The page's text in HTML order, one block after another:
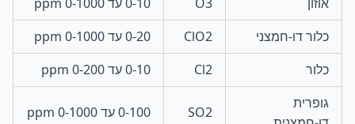
כלור דו-חמצני
ClO2
0-20 עד 0-1000 ppm
כלור
Cl2
0-10 עד 0-200 ppm
גופרית
SO2 0-100 עד 0-1000 ppm